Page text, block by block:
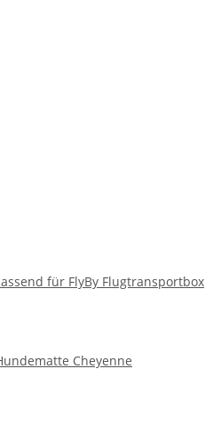
für FlyBy Flugtransportbox